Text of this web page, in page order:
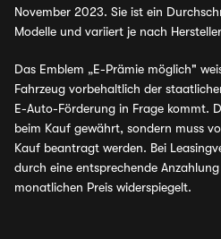
November 2023. Sie ist ein
Modelle und variiert je nach
Das Emblem „E-Prämie möglich"
Fahrzeug vorbehaltlich der
E-Auto-Förderung in Frage kommt.
beim Kauf gewährt, sondern muss
Kauf beantragt werden. Bei
durch eine entsprechende
monatlichen Preis widerspiegelt.